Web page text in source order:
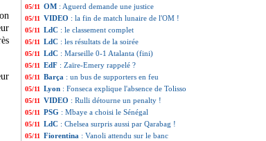
05/11 OM : Aguerd demande une justice
05/11 VIDEO : la fin de match lunaire de l'OM !
05/11 LdC : le classement complet
05/11 LdC : les résultats de la soirée
05/11 LdC : Marseille 0-1 Atalanta (fini)
05/11 EdF : Zaïre-Emery rappelé ?
05/11 Barça : un bus de supporters en feu
05/11 Lyon : Fonseca explique l'absence de Tolisso
05/11 VIDEO : Rulli détourne un penalty !
05/11 PSG : Mbaye a choisi le Sénégal
05/11 LdC : Chelsea surpris aussi par Qarabag !
05/11 Fiorentina : Vanoli attendu sur le banc